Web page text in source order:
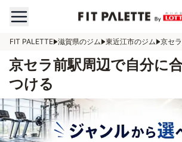
FIT PALETTE 滋賀県のジム 東近江市のジム 京セ
京セラ前駅周辺で自分に
つける